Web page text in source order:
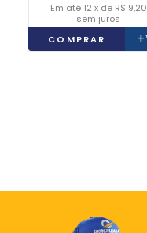
12 x de R$ 9,20
sem juros
COMPRAR
+